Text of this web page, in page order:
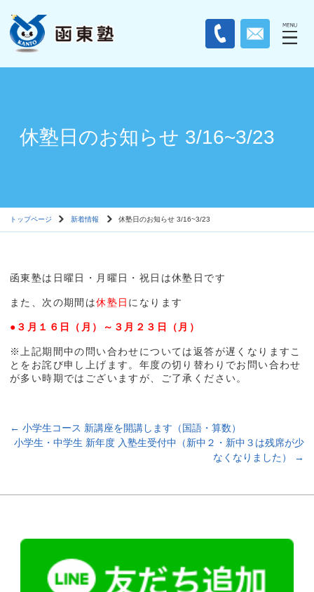
休塾日のお知らせ 3/16~3/23
トップページ 新着情報 休塾日のお知らせ 3/16~3/23
函東塾は日曜日・月曜日・祝日は休塾日です
また、次の期間は休塾日 になります
●３月１６日（月）～３月２３日（月）
※上記期間中の問い合わせについては返答が遅くなりますこ
とをお詫び申し上げます。年度の切り替わりでお問い合わせ
が多い時期ではございますが、ご了承ください。
← 小学生コース 新講座を開講します（国語・算数）
小学生・中学生 新年度 入塾生受付中（新中２・新中３は残席が少
なくなりました）
→